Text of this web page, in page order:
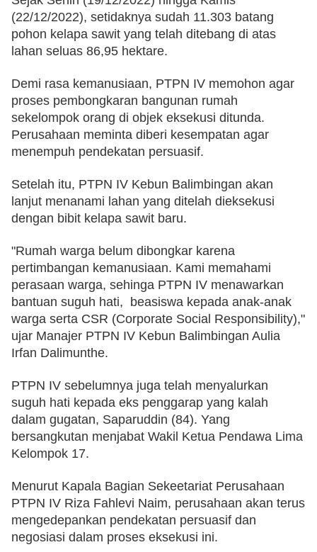
(22/12/2022), setidaknya sudah 11.303 batang
pohon kelapa sawit yang telah ditebang di atas
lahan seluas 86,95 hektare.
Demi rasa kemanusiaan, PTPN IV memohon agar
proses pembongkaran bangunan rumah
sekelompok orang di objek eksekusi ditunda.
Perusahaan meminta diberi kesempatan agar
menempuh pendekatan persuasif.
Setelah itu, PTPN IV Kebun Balimbingan akan
lanjut menanami lahan yang ditelah dieksekusi
dengan bibit kelapa sawit baru.
"Rumah warga belum dibongkar karena
pertimbangan kemanusiaan. Kami memahami
perasaan warga, sehinga PTPN IV menawarkan
bantuan suguh hati,  beasiswa kepada anak-anak
warga serta CSR (Corporate Social Responsibility),"
ujar Manajer PTPN IV Kebun Balimbingan Aulia
Irfan Dalimunthe.
PTPN IV sebelumnya juga telah menyalurkan
suguh hati kepada eks penggarap yang kalah
dalam gugatan, Saparuddin (84). Yang
bersangkutan menjabat Wakil Ketua Pendawa Lima
Kelompok 17.
Menurut Kapala Bagian Sekeetariat Perusahaan
PTPN IV Riza Fahlevi Naim, perusahaan akan terus
mengedepankan pendekatan persuasif dan
negosiasi dalam proses eksekusi ini.